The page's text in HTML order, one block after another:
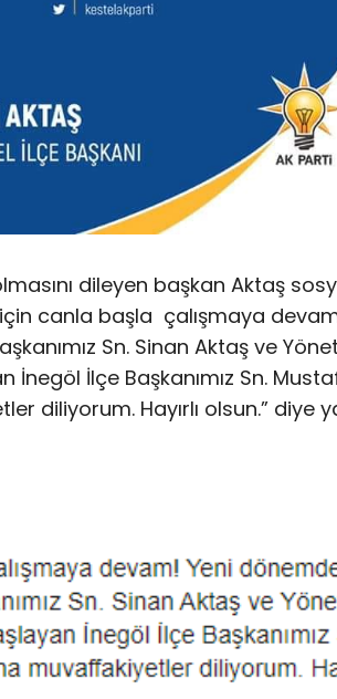
dileyen başkan Aktaş
canla başla çalışmaya
Sn. Sinan Aktaş ve
İlçe Başkanımız Sn.
diliyorum. Hayırlı olsun.” diye